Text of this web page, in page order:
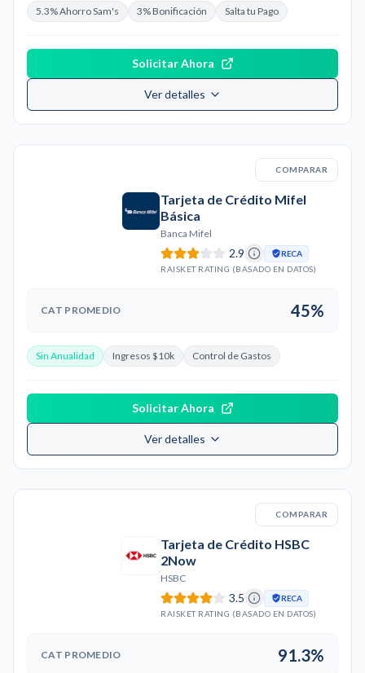
5.3% Ahorro Sam's 3% Bonificación Salta tu Pago
Solicitar Ahora
Ver detalles
COMPARAR
Tarjeta de Crédito Mifel
Básica
Banca Mifel
2.9
RECA
RAISKET RATING (BASADO EN DATOS)
CAT PROMEDIO 45%
Sin Anualidad Ingresos $10k Control de Gastos
Solicitar Ahora
Ver detalles
COMPARAR
Tarjeta de Crédito HSBC
2Now
HSBC
3.5
RECA
RAISKET RATING (BASADO EN DATOS)
CAT PROMEDIO 91.3%